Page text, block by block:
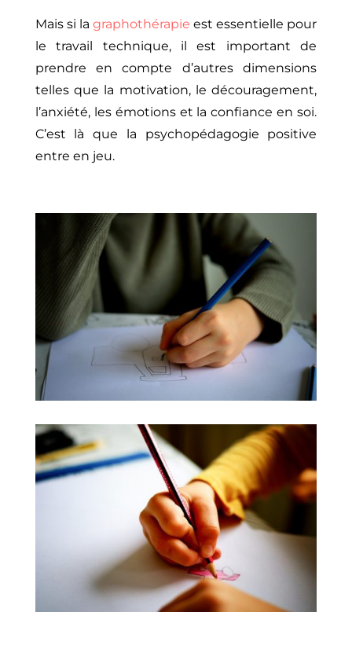
Mais si la graphothérapie est essentielle pour
le travail technique, il est important de
prendre en compte d’autres dimensions
telles que la motivation, le découragement,
l’anxiété, les émotions et la confiance en soi.
C’est là que la psychopédagogie positive
entre en jeu.